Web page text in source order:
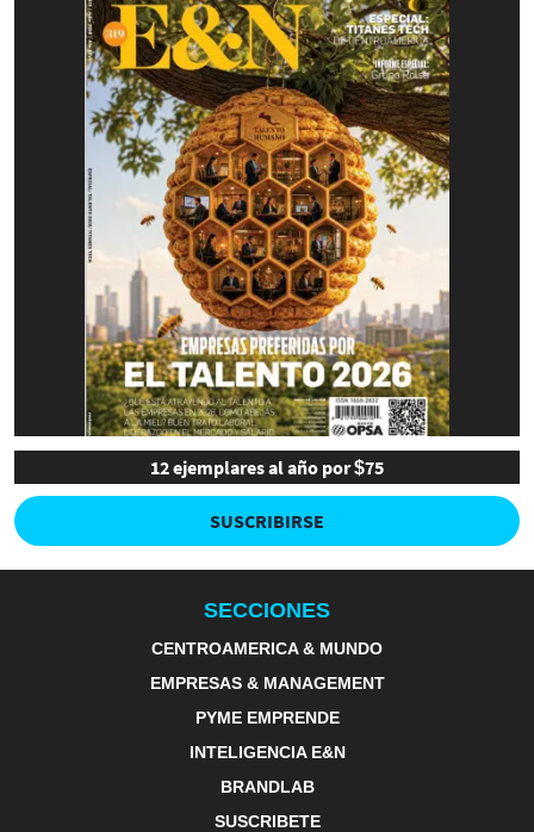
12 ejemplares al año por $75
SUSCRIBIRSE
SECCIONES
CENTROAMERICA & MUNDO
EMPRESAS & MANAGEMENT
PYME EMPRENDE
INTELIGENCIA E&N
BRANDLAB
SUSCRIBETE